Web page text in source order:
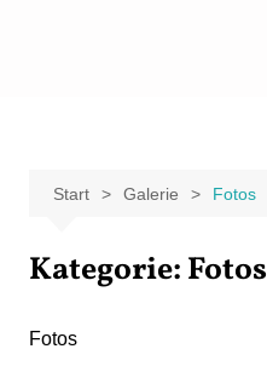
Start Galerie Fotos
Kategorie:Fotos
Fotos